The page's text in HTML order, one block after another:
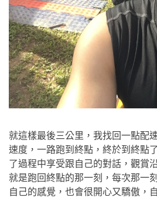
就這樣最後三公里，我找回一點配
速度，一路跑到終點，終於到終點
了過程中享受跟自己的對話，觀賞
就是跑回終點的那一刻，每次那一
自己的感覺，也會很開心又驕傲，